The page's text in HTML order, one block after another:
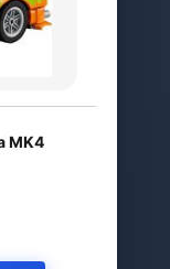
MK4